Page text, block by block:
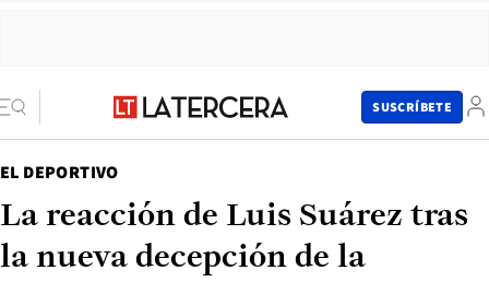
SUSCRÍBETE
EL DEPORTIVO
La reacción de Luis Suárez tras
la nueva decepción de la